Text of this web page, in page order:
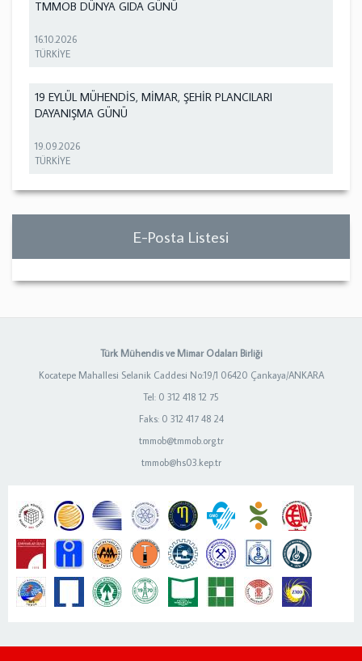
TMMOB DÜNYA GIDA GÜNÜ
16.10.2026
TÜRKİYE
19 EYLÜL MÜHENDİS, MİMAR, ŞEHİR PLANCILARI
DAYANIŞMA GÜNÜ
19.09.2026
TÜRKİYE
E-Posta Listesi
Türk Mühendis ve Mimar Odaları Birliği
Kocatepe Mahallesi Selanik Caddesi No:19/1 06420 Çankaya/ANKARA
Tel: 0 312 418 12 75
Faks: 0 312 417 48 24
tmmob@tmmob.org.tr
tmmob@hs03.kep.tr